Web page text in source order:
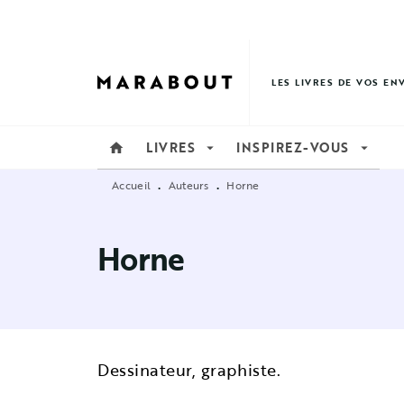
LES LIVRES DE VOS
home LIVRES arrow_drop_down INSPIREZ-VOUS arrow_drop_down
Accueil • Auteurs • Horne
Horne
Dessinateur, graphiste.